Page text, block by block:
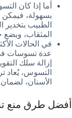
أما إذا كان
بسهولة، فيمكن
الطبيب
المثقاب،
في الحالات
عدة تسوسات
إزالة سلك
التسوس، يُعاد
الأسنان،
أفضل طرق منع